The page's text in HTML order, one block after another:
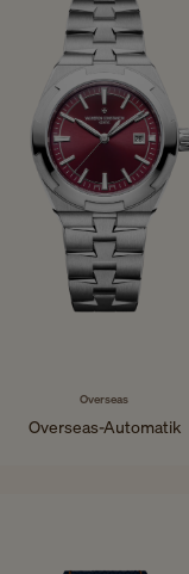
Overseas
Overseas-Automatik